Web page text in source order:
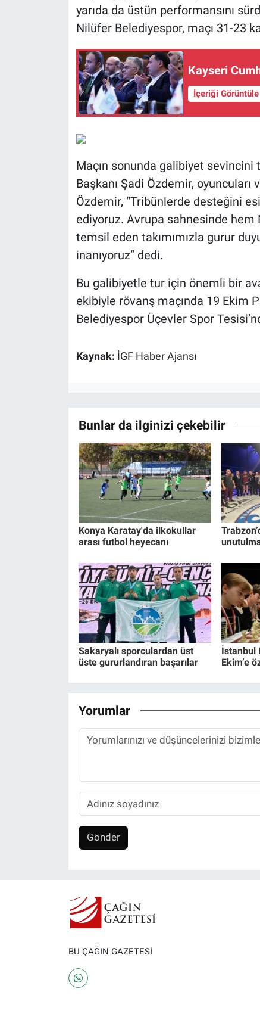
yarıda da üstün performansını
Nilüfer Belediyespor, maçı 31-23
Kayseri
İçeriği Görüntüle
Maçın sonunda galibiyet
Başkanı Şadi Özdemir,
Özdemir, “Tribünlerde desteğini
ediyoruz. Avrupa sahnesinde hem
temsil eden takımımızla gurur
inanıyoruz” dedi.
Bu galibiyetle tur için önemli bir
ekibiyle rövanş maçında 19 Ekim
Belediyespor Üçevler Spor
Kaynak: İGF Haber Ajansı
Bunlar da ilginizi çekebilir
Konya Karatay'da ilkokullar
arası futbol heyecanı
Sakaryalı sporculardan üst
üste gururlandıran başarılar
İstanbul
Ekim’e
Yorumlar
Gönder
BU ÇAĞIN GAZETESİ